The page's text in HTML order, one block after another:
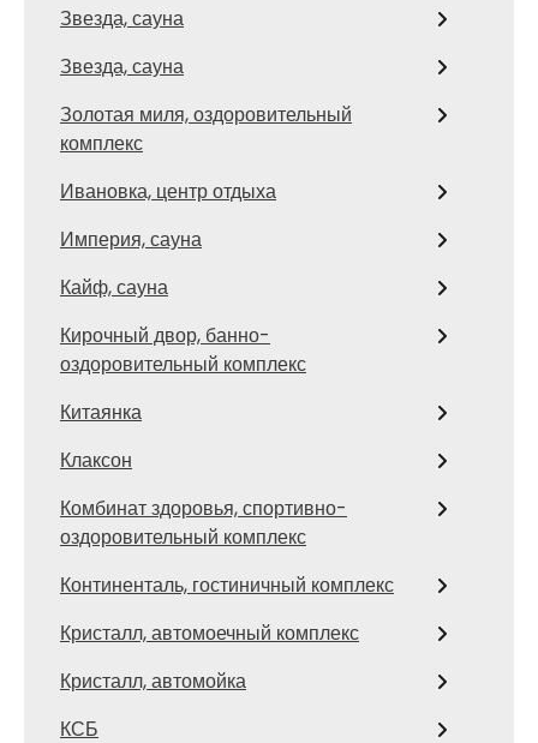
Звезда, сауна
Звезда, сауна
Золотая миля, оздоровительный
комплекс
Ивановка, центр отдыха
Империя, сауна
Кайф, сауна
Кирочный двор, банно-
оздоровительный комплекс
Китаянка
Клаксон
Комбинат здоровья, спортивно-
оздоровительный комплекс
Континенталь, гостиничный комплекс
Кристалл, автомоечный комплекс
Кристалл, автомойка
КСБ